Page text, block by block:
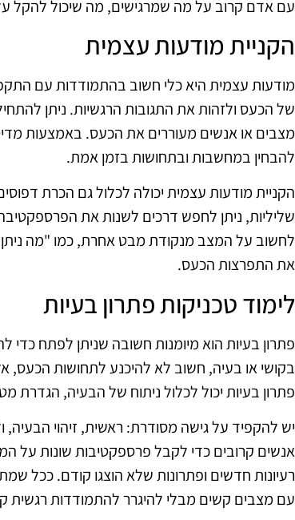
עם אדם קרוב על מה שמרגישים, מה שיכול להקל
הקניית מודעות עצמית
מודעות עצמית היא כלי חשוב בהתמודדות עם
של הכעס ולזהות את התגובות הרגשיות. ניתן
מצבים או אנשים מעוררים את הכעס. באמצעות
להבחין במחשבות ובתחושות בזמן אמת.
הקניית מודעות עצמית יכולה לכלול גם הכרת
שליליות, ניתן לחפש דרכים לשנות את
לחשוב על המצב מנקודת מבט אחרת, כמו "מה
את התפרצות הכעס.
לימוד טכניקות פתרון בעיות
פתרון בעיות הוא מיומנות חשובה שניתן לפתח
בקושי או בעיה, חשוב לא להיכנע לתחושות הכעס,
פתרון בעיות יכול לכלול ניתוח של הבעיה, הגדרת
יש להקפיד על גישה מסודרת: ראשית, זיהוי הבעיה,
אנשים קרובים כדי לקבל פרספקטיבות שונות על
רעיונות חדשים ופתרונות שלא הוצגו קודם. ככל
עם מצבים קשים מבלי להיגרר להתמודדות רגשית